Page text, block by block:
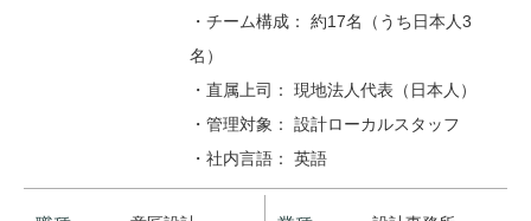
・チーム構成： 約17名（うち日本人3
名）
・直属上司： 現地法人代表（日本人）
・管理対象： 設計ローカルスタッフ
・社内言語： 英語